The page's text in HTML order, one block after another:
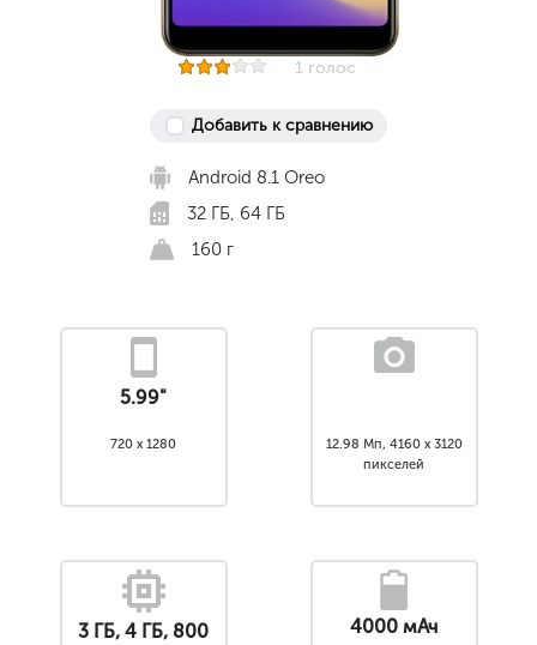
1 голос
Добавить к сравнению
Android 8.1 Oreo
32 ГБ, 64 ГБ
160 г
5.99"
720 x 1280
12.98 Мп, 4160 x 3120
пикселей
3 ГБ, 4 ГБ, 800
4000 мАч